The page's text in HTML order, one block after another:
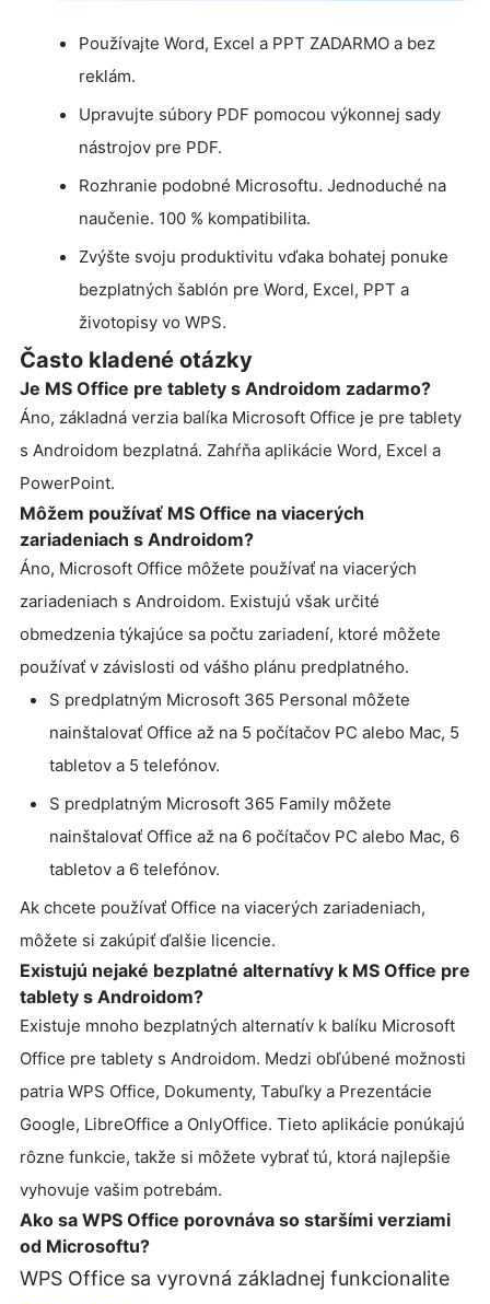
Používajte Word, Excel a PPT ZADARMO a bez
reklám.
Upravujte súbory PDF pomocou výkonnej sady
nástrojov pre PDF.
Rozhranie podobné Microsoftu. Jednoduché na
naučenie. 100 % kompatibilita.
Zvýšte svoju produktivitu vďaka bohatej ponuke
bezplatných šablón pre Word, Excel, PPT a
životopisy vo WPS.
Často kladené otázky
Je MS Office pre tablety s Androidom zadarmo?
Áno, základná verzia balíka Microsoft Office je pre tablety
s Androidom bezplatná. Zahŕňa aplikácie Word, Excel a
PowerPoint.
Môžem používať MS Office na viacerých
zariadeniach s Androidom?
Áno, Microsoft Office môžete používať na viacerých
zariadeniach s Androidom. Existujú však určité
obmedzenia týkajúce sa počtu zariadení, ktoré môžete
používať v závislosti od vášho plánu predplatného.
S predplatným Microsoft 365 Personal môžete
nainštalovať Office až na 5 počítačov PC alebo Mac, 5
tabletov a 5 telefónov.
S predplatným Microsoft 365 Family môžete
nainštalovať Office až na 6 počítačov PC alebo Mac, 6
tabletov a 6 telefónov.
Ak chcete používať Office na viacerých zariadeniach,
môžete si zakúpiť ďalšie licencie.
Existujú nejaké bezplatné alternatívy k MS Office pre
tablety s Androidom?
Existuje mnoho bezplatných alternatív k balíku Microsoft
Office pre tablety s Androidom. Medzi obľúbené možnosti
patria WPS Office, Dokumenty, Tabuľky a Prezentácie
Google, LibreOffice a OnlyOffice. Tieto aplikácie ponúkajú
rôzne funkcie, takže si môžete vybrať tú, ktorá najlepšie
vyhovuje vašim potrebám.
Ako sa WPS Office porovnáva so staršími verziami
od Microsoftu?
WPS Office sa vyrovná základnej funkcionalite